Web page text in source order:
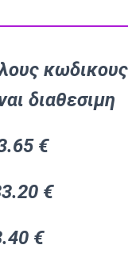
διαθεσιμη
€
€
€